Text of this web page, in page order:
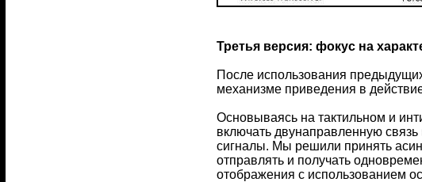
Третья версия: фокус на
После использования
механизме приведения в
Основываясь на тактильном и
включать двунаправленную
сигналы. Мы решили принять
отправлять и получать
отображения с использованием